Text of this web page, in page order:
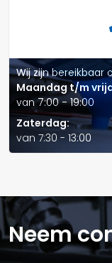
Wij zijn bereikbaar
Maandag t/m
van 7:00 - 19:00
Zaterdag:
van 7:30 - 13:00
Verstuur
Neem